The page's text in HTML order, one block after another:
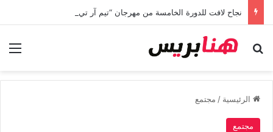
بحث عن
الرئيسية / مجتمع
مجتمع